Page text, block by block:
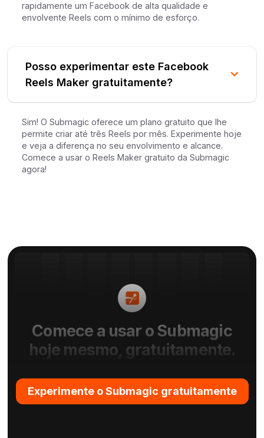
rapidamente um Facebook de alta qualidade e
envolvente Reels com o mínimo de esforço.
Posso experimentar este Facebook
Reels Maker gratuitamente?
Sim! O Submagic oferece um plano gratuito que lhe
permite criar até três Reels por mês. Experimente hoje
e veja a diferença no seu envolvimento e alcance.
Comece a usar o Reels Maker gratuito da Submagic
agora!
Comece a usar o Submagic
hoje mesmo, gratuitamente.
Experimente o Submagic gratuitamente